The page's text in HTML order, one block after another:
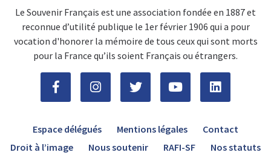
Le Souvenir Français est une association fondée en 1887 et
reconnue d’utilité publique le 1er février 1906 qui a pour
vocation d'honorer la mémoire de tous ceux qui sont morts
pour la France qu’ils soient Français ou étrangers.
Espace délégués Mentions légales
Contact
Droit à l’image
Nous soutenir RAFI-SF Nos statuts